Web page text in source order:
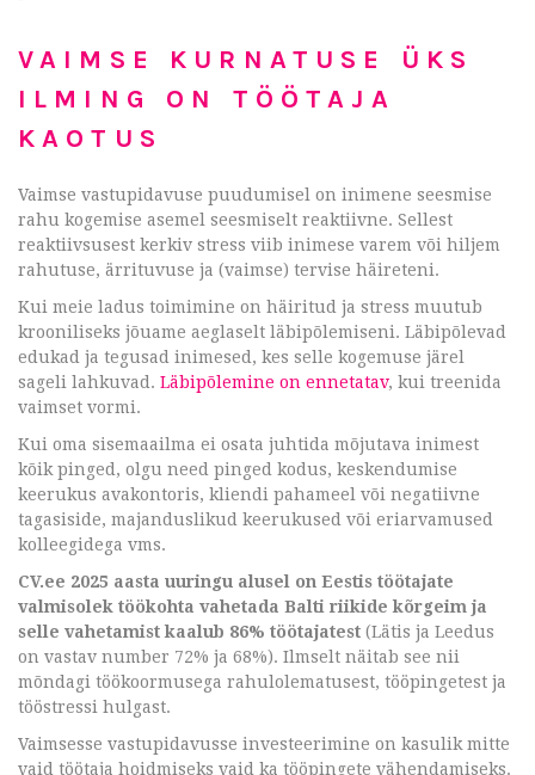
VAIMSE KURNATUSE ÜKS
ILMING ON TÖÖTAJA
KAOTUS
Vaimse vastupidavuse puudumisel on inimene seesmise
rahu kogemise asemel seesmiselt reaktiivne. Sellest
reaktiivsusest kerkiv stress viib inimese varem või hiljem
rahutuse, ärrituvuse ja (vaimse) tervise häireteni.
Kui meie ladus toimimine on häiritud ja stress muutub
krooniliseks jõuame aeglaselt läbipõlemiseni. Läbipõlevad
edukad ja tegusad inimesed, kes selle kogemuse järel
sageli lahkuvad. Läbipõlemine on ennetatav, kui treenida
vaimset vormi.
Kui oma sisemaailma ei osata juhtida mõjutava inimest
kõik pinged, olgu need pinged kodus, keskendumise
keerukus avakontoris, kliendi pahameel või negatiivne
tagasiside, majanduslikud keerukused või eriarvamused
kolleegidega vms.
CV.ee 2025 aasta uuringu alusel on Eestis töötajate
valmisolek töökohta vahetada Balti riikide kõrgeim ja
selle vahetamist kaalub 86% töötajatest (Lätis ja Leedus
on vastav number 72% ja 68%). Ilmselt näitab see nii
mõndagi töökoormusega rahulolematusest, tööpingetest ja
tööstressi hulgast.
Vaimsesse vastupidavusse investeerimine on kasulik mitte
vaid töötaja hoidmiseks vaid ka tööpingete vähendamiseks.